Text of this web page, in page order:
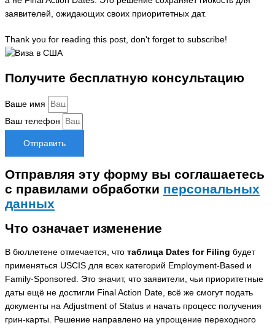
заявителей, ожидающих своих приоритетных дат.
Thank you for reading this post, don't forget to subscribe!
Получите бесплатную консультацию
Ваше имя
Ваш телефон
Отправить
Отправляя эту форму вы соглашаетесь
с правилами обработки персональных
данных
Что означает изменение
В бюллетене отмечается, что таблица Dates for Filing будет
применяться USCIS для всех категорий Employment-Based и
Family-Sponsored. Это значит, что заявители, чьи приоритетные
даты ещё не достигли Final Action Date, всё же смогут подать
документы на Adjustment of Status и начать процесс получения
грин-карты. Решение направлено на упрощение переходного